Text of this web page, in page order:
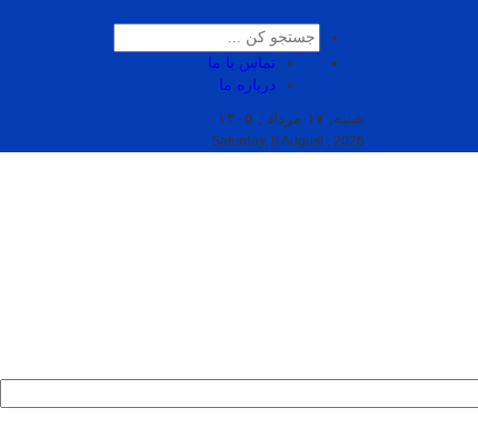
تماس با ما
درباره ما
شنبه, ۱۷ مرداد , ۱۴۰۵
Saturday, 8 August , 2026